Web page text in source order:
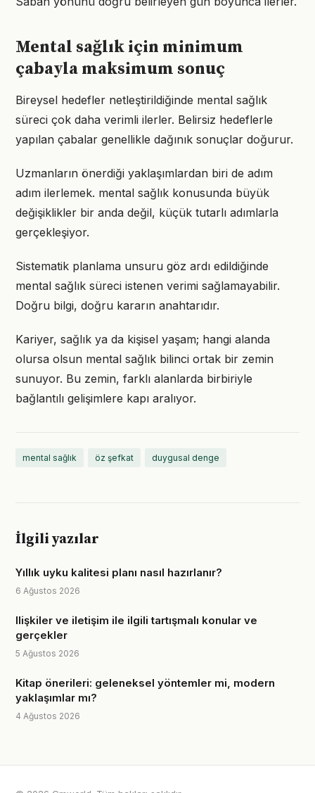
Mental sağlık için minimum
çabayla maksimum sonuç
Bireysel hedefler netleştirildiğinde mental sağlık
süreci çok daha verimli ilerler. Belirsiz hedeflerle
yapılan çabalar genellikle dağınık sonuçlar doğurur.
Uzmanların önerdiği yaklaşımlardan biri de adım
adım ilerlemek. mental sağlık konusunda büyük
değişiklikler bir anda değil, küçük tutarlı adımlarla
gerçekleşiyor.
Sistematik planlama unsuru göz ardı edildiğinde
mental sağlık süreci istenen verimi sağlamayabilir.
Doğru bilgi, doğru kararın anahtarıdır.
Kariyer, sağlık ya da kişisel yaşam; hangi alanda
olursa olsun mental sağlık bilinci ortak bir zemin
sunuyor. Bu zemin, farklı alanlarda birbiriyle
bağlantılı gelişimlere kapı aralıyor.
mental sağlık öz şefkat duygusal denge
İlgili yazılar
Yıllık uyku kalitesi planı nasıl hazırlanır?
6 Ağustos 2026
Ilişkiler ve iletişim ile ilgili tartışmalı konular ve
gerçekler
5 Ağustos 2026
Kitap önerileri: geleneksel yöntemler mi, modern
yaklaşımlar mı?
4 Ağustos 2026